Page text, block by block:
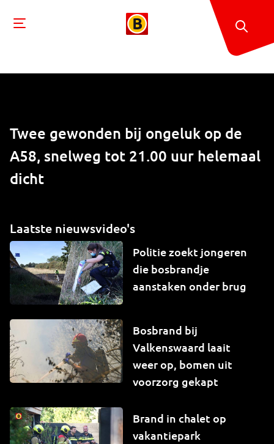
Twee gewonden bij ongeluk op de
A58, snelweg tot 21.00 uur helemaal
dicht
Laatste nieuwsvideo's
Politie zoekt jongeren
die bosbrandje
aanstaken onder brug
Bosbrand bij
Valkenswaard laait
weer op, bomen uit
voorzorg gekapt
Brand in chalet op
vakantiepark